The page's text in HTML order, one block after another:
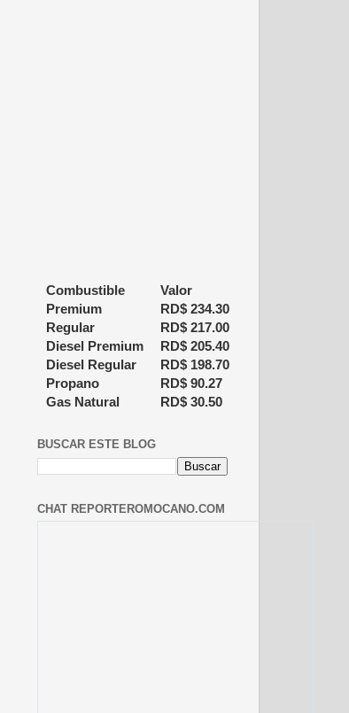
Combustible
Valor
Premium
RD$ 234.30
Regular
RD$ 217.00
Diesel Premium
RD$ 205.40
Diesel Regular
RD$ 198.70
Propano
RD$ 90.27
Gas Natural
RD$ 30.50
BUSCAR ESTE BLOG
CHAT REPORTEROMOCANO.COM